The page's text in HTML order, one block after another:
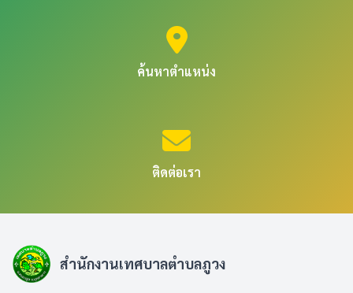
ค้นหาตำแหน่ง
ติดต่อเรา
สำนักงานเทศบาลตำบลภูวง